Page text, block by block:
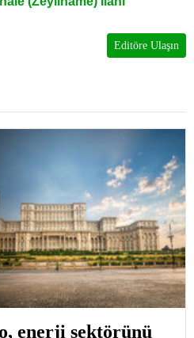
Editöre Ulaşın
enerji sektörünü